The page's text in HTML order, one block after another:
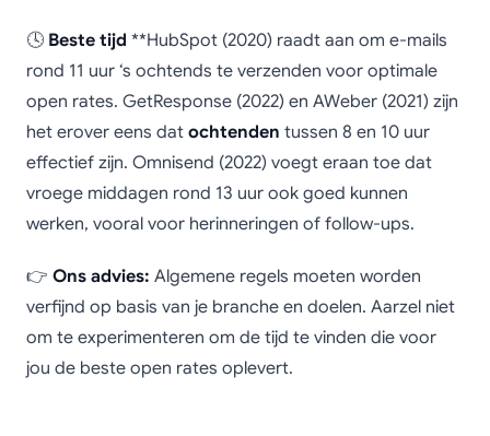
🕓 Beste tijd **HubSpot (2020) raadt aan om e-mails
rond 11 uur ‘s ochtends te verzenden voor optimale
open rates. GetResponse (2022) en AWeber (2021) zijn
het erover eens dat ochtenden tussen 8 en 10 uur
effectief zijn. Omnisend (2022) voegt eraan toe dat
vroege middagen rond 13 uur ook goed kunnen
werken, vooral voor herinneringen of follow-ups.
👉 Ons advies: Algemene regels moeten worden
verfijnd op basis van je branche en doelen. Aarzel niet
om te experimenteren om de tijd te vinden die voor
jou de beste open rates oplevert.